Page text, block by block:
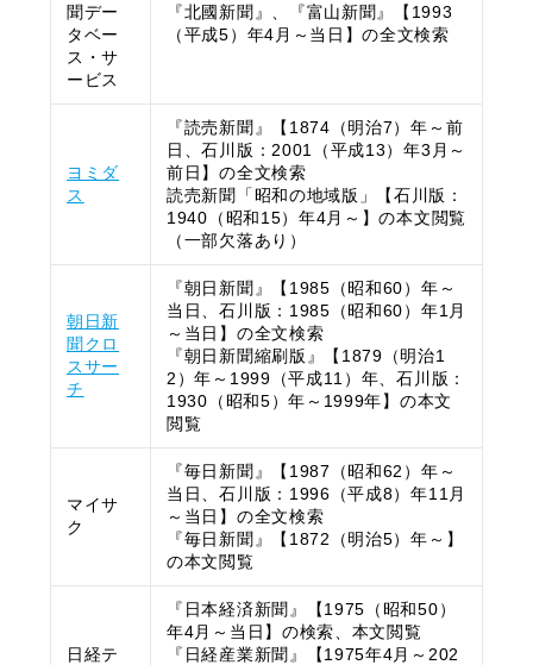
聞デー
タベー
ス・サ
ービス
『北國新聞』、『富山新聞』【1993
（平成5）年4月～当日】の全文検索
ヨミダ
ス
『読売新聞』【1874（明治7）年～前
日、石川版：2001（平成13）年3月～
前日】の全文検索
読売新聞「昭和の地域版」【石川版：
1940（昭和15）年4月～】の本文閲覧
（一部欠落あり）
朝日新
聞クロ
スサー
チ
『朝日新聞』【1985（昭和60）年～
当日、石川版：1985（昭和60）年1月
～当日】の全文検索
『朝日新聞縮刷版』【1879（明治1
2）年～1999（平成11）年、石川版：
1930（昭和5）年～1999年】の本文
閲覧
マイサ
ク
『毎日新聞』【1987（昭和62）年～
当日、石川版：1996（平成8）年11月
～当日】の全文検索
『毎日新聞』【1872（明治5）年～】
の本文閲覧
日経テ
『日本経済新聞』【1975（昭和50）
年4月～当日】の検索、本文閲覧
『日経産業新聞』【1975年4月～202